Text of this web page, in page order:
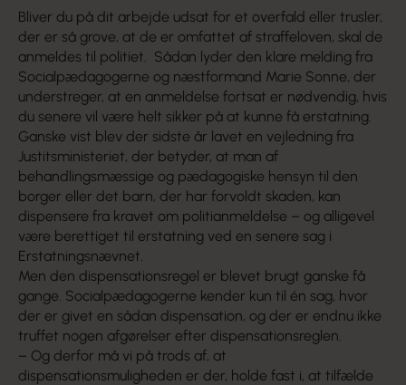
Bliver du på dit arbejde udsat for et overfald eller trusler,
der er så grove, at de er omfattet af straffeloven, skal de
anmeldes til politiet. Sådan lyder den klare melding fra
Socialpædagogerne og næstformand Marie Sonne, der
understreger, at en anmeldelse fortsat er nødvendig, hvis
du senere vil være helt sikker på at kunne få erstatning.
Ganske vist blev der sidste år lavet en vejledning fra
Justitsministeriet, der betyder, at man af
behandlingsmæssige og pædagogiske hensyn til den
borger eller det barn, der har forvoldt skaden, kan
dispensere fra kravet om politianmeldelse – og alligevel
være berettiget til erstatning ved en senere sag i
Erstatningsnævnet.
Men den dispensationsregel er blevet brugt ganske få
gange. Socialpædagogerne kender kun til én sag, hvor
der er givet en sådan dispensation, og der er endnu ikke
truffet nogen afgørelser efter dispensationsreglen.
– Og derfor må vi på trods af, at
dispensationsmuligheden er der, holde fast i, at tilfælde